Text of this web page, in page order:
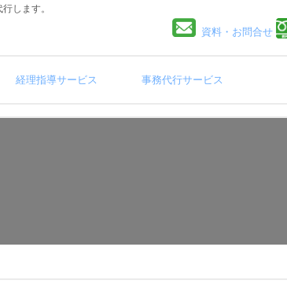
資料・お問合せ
します。
経理指導サービス 事務代行サービス